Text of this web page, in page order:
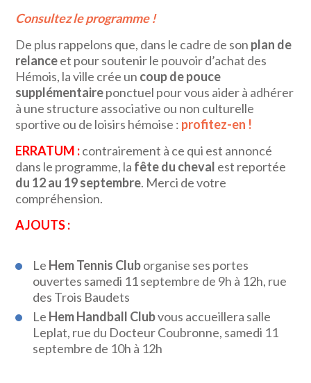
Consultez le programme !
De plus rappelons que, dans le cadre de son plan de
relanceet pour soutenir le pouvoir d’achat des
Hémois, la ville crée un coup de pouce
supplémentaireponctuel pour vous aider à adhérer
à une structure associative ou non culturelle
sportive ou de loisirs hémoise : profitez-en !
ERRATUM :contrairement à ce qui est annoncé
dans le programme, la fête du cheval est reportée
du 12 au 19 septembre. Merci de votre
compréhension.
AJOUTS :
Le Hem Tennis Cluborganise ses portes
ouvertes samedi 11 septembre de 9h à 12h, rue
des Trois Baudets
Le Hem Handball Clubvous accueillera salle
Leplat, rue du Docteur Coubronne, samedi 11
septembre de 10h à 12h